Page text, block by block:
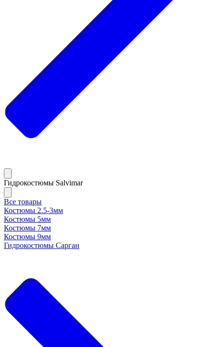
Гидрокостюмы Salvimar
Все товары
Костюмы 2.5-3мм
Костюмы 5мм
Костюмы 7мм
Костюмы 9мм
Гидрокостюмы Сарган